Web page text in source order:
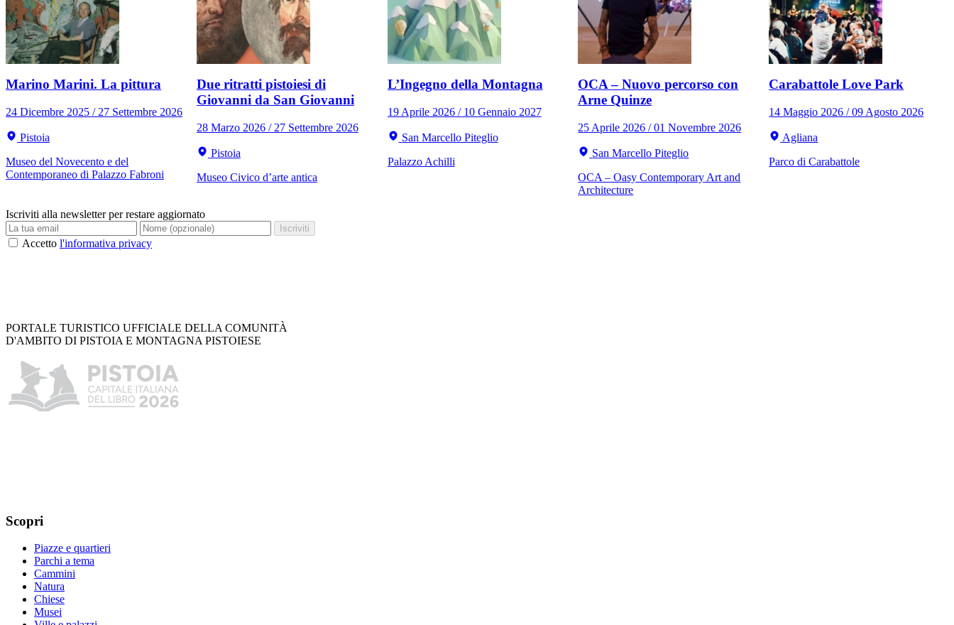
Marino Marini. La pittura
24 Dicembre 2025 / 27 Settembre 2026
Pistoia
Museo del Novecento e del
Contemporaneo di Palazzo Fabroni
Due ritratti pistoiesi di
Giovanni da San Giovanni
28 Marzo 2026 / 27 Settembre 2026
Pistoia
Museo Civico d’arte antica
L’Ingegno della Montagna
19 Aprile 2026 / 10 Gennaio 2027
San Marcello Piteglio
Palazzo Achilli
OCA – Nuovo percorso con
Arne Quinze
25 Aprile 2026 / 01 Novembre 2026
San Marcello Piteglio
OCA – Oasy Contemporary Art and
Architecture
Carabattole Love Park
14 Maggio 2026 / 09 Agosto 2026
Agliana
Parco di Carabattole
Iscriviti alla newsletter per restare aggiornato
Iscriviti
Accetto l'informativa privacy
PORTALE TURISTICO UFFICIALE DELLA COMUNITÀ
D'AMBITO DI PISTOIA E MONTAGNA PISTOIESE
Scopri
Piazze e quartieri
Parchi a tema
Cammini
Natura
Chiese
Musei